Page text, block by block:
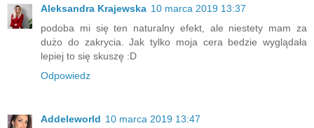
Aleksandra Krajewska 10 marca 2019 13:37
podoba mi się ten naturalny efekt, ale niestety mam za
dużo do zakrycia. Jak tylko moja cera bedzie wyglądała
lepiej to się skuszę :D
Odpowiedz
Addeleworld 10 marca 2019 13:47